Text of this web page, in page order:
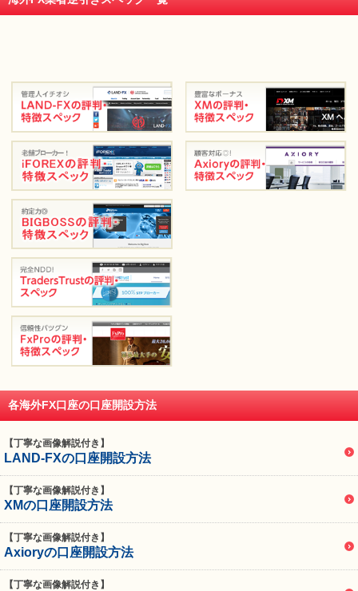
各海外FX口座の口座開設方法
【丁寧な画像解説付き】
LAND-FXの口座開設方法
【丁寧な画像解説付き】
XMの口座開設方法
【丁寧な画像解説付き】
Axioryの口座開設方法
【丁寧な画像解説付き】